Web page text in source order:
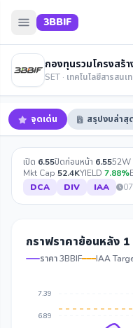
3BBIF
SET · เทคโนโลยีสารสนเ
จุดเด่น สรุปงบล่าสุ
เปิด 6.55ปิดก่อนหน้า 6.5552W
Mkt Cap 52.4KYIELD 7.88%
DCA
DIV IAA
กราฟราคาย้อนหลัง 1
ราคา 3BBIF IAA
7.39
6.89